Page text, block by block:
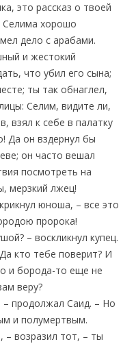
это рассказ о твоей
хорошо
дело с арабами.
и жестокий
что убил его сына;
ты так обнаглел,
Селим, видите ли,
взял к себе в палатку
Да он вздернул бы
он часто вешал
посмотреть на
мерзкий лжец!
юноша, – все это
пророка!
– воскликнул купец.
кто тебе поверит? И
и борода-то еще не
веру?
– продолжал Саид. – Но
и полумертвым.
– возразил тот, – ты